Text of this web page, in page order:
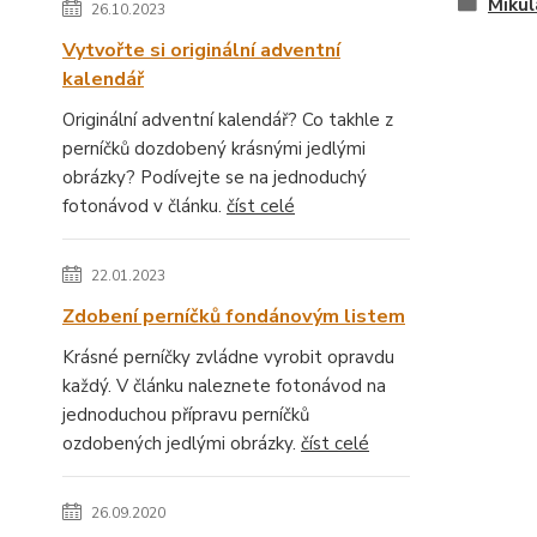
26.10.2023
Vytvořte si originální adventní
kalendář
Originální adventní kalendář? Co takhle z
perníčků dozdobený krásnými jedlými
obrázky? Podívejte se na jednoduchý
fotonávod v článku. číst celé
22.01.2023
Zdobení perníčků fondánovým listem
Krásné perníčky zvládne vyrobit opravdu
každý. V článku naleznete fotonávod na
jednoduchou přípravu perníčků
ozdobených jedlými obrázky. číst celé
26.09.2020